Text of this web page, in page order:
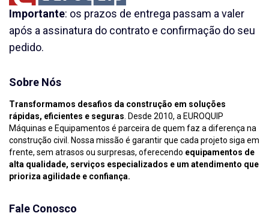
Importante: os prazos de entrega passam a valer
após a assinatura do contrato e confirmação do seu
pedido.
Sobre Nós
Transformamos desafios da construção em soluções
rápidas, eficientes e seguras. Desde 2010, a EUROQUIP
Máquinas e Equipamentos é parceira de quem faz a diferença na
construção civil. Nossa missão é garantir que cada projeto siga em
frente, sem atrasos ou surpresas, oferecendo equipamentos de
alta qualidade, serviços especializados e um atendimento que
prioriza agilidade e confiança.
Fale Conosco